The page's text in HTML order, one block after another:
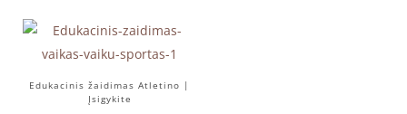
Edukacinis žaidimas Atletino |
Įsigykite